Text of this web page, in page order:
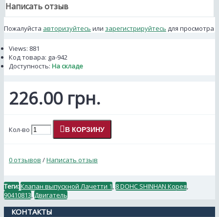
Написать отзыв
Пожалуйста авторизуйтесь или зарегистрируйтесь для просмотра
Views: 881
Код товара: ga-942
Доступность: На складе
226.00 грн.
Кол-во В КОРЗИНУ
0 отзывов /Написать отзыв
Теги:Клапан выпускной Лачетти 1 8 DOHC SHINHAN Корея
90410813 Двигатель
КОНТАКТЫ